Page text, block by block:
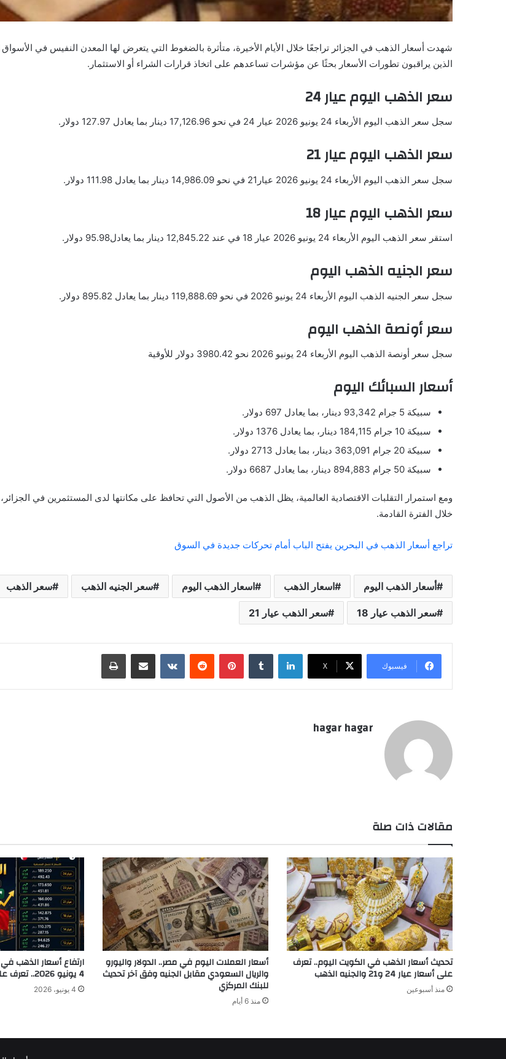
شهدت أسعار الذهب في الجزائر تراجعًا خلال الأيام الأخيرة، متأثرة بالضغوط التي يتعرض لها المعدن النفيس في
الذين يراقبون تطورات الأسعار بحثًا عن مؤشرات تساعدهم على اتخاذ قرارات الشراء أو الاستثمار.
سعر الذهب اليوم عيار 24
سجل سعر الذهب اليوم الأربعاء 24 يونيو 2026 عيار 24 في نحو 17,126.96 دينار بما يعادل 127.97 دولار.
سعر الذهب اليوم عيار 21
سجل سعر الذهب اليوم الأربعاء 24 يونيو 2026 عيار21 في نحو 14,986.09 دينار بما يعادل 111.98 دولار.
سعر الذهب اليوم عيار 18
استقر سعر الذهب اليوم الأربعاء 24 يونيو 2026 عيار 18 في عند 12,845.22 دينار بما يعادل95.98 دولار.
سعر الجنيه الذهب اليوم
سجل سعر الجنيه الذهب اليوم الأربعاء 24 يونيو 2026 في نحو 119,888.69 دينار بما يعادل 895.82 دولار.
سعر أونصة الذهب اليوم
سجل سعر أونصة الذهب اليوم الأربعاء 24 يونيو 2026 نحو 3980.42 دولار للأوقية
أسعار السبائك اليوم
سبيكة 5 جرام 93,342 دينار، بما يعادل 697 دولار.
سبيكة 10 جرام 184,115 دينار، بما يعادل 1376 دولار.
سبيكة 20 جرام 363,091 دينار، بما يعادل 2713 دولار.
سبيكة 50 جرام 894,883 دينار، بما يعادل 6687 دولار.
ومع استمرار التقلبات الاقتصادية العالمية، يظل الذهب من الأصول التي تحافظ على مكانتها لدى المستثمرين في
خلال الفترة القادمة.
تراجع أسعار الذهب في البحرين يفتح الباب أمام تحركات جديدة في السوق
أسعار الذهب اليوم اسعار الذهب اسعار الذهب اليوم سعر الجنيه الذهب سعر الذهب
سعر الذهب عيار 18 سعر الذهب عيار 21
فيسبوك ‫X
لينكدإن بينتيريست مشاركة عبر البريد طباعة
hagar hagar
مقالات ذات صلة
تحديث أسعار الذهب في الكويت اليوم.. تعرف
على أسعار عيار 24 و21 والجنيه الذهب
منذ أسبوعين
أسعار العملات اليوم في مصر.. الدولار واليورو
والريال السعودي مقابل الجنيه وفق آخر تحديث
للبنك المركزي
منذ 6 أيام
ارتفاع أسعار الذهب
4 يونيو 2026.. تعرف على أحدث الأسعار
4 يونيو، 2026